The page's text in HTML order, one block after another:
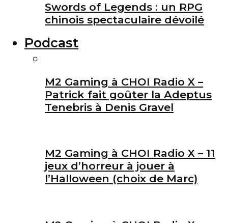
Swords of Legends : un RPG
chinois spectaculaire dévoilé
Podcast
M2 Gaming à CHOI Radio X –
Patrick fait goûter la Adeptus
Tenebris à Denis Gravel
M2 Gaming à CHOI Radio X – 11
jeux d’horreur à jouer à
l’Halloween (choix de Marc)